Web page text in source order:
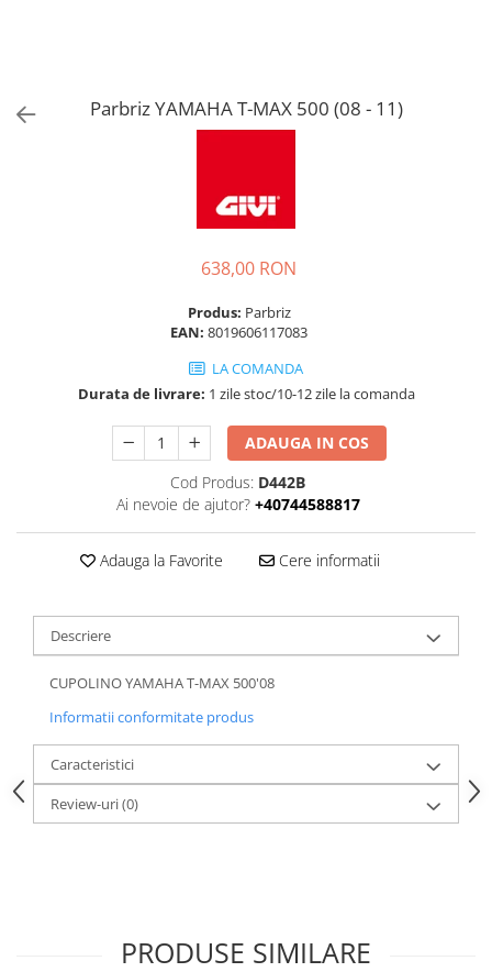
Parbriz YAMAHA T-MAX 500 (08 - 11)
638,00 RON
Produs: Parbriz
EAN: 8019606117083
LA COMANDA
Durata de livrare: 1 zile stoc/10-12 zile la comanda
ADAUGA IN COS
Cod Produs: D442B
Ai nevoie de ajutor? +40744588817
Adauga la Favorite Cere informatii
Descriere
CUPOLINO YAMAHA T-MAX 500'08
Informatii conformitate produs
Caracteristici
Review-uri(0)
PRODUSE SIMILARE